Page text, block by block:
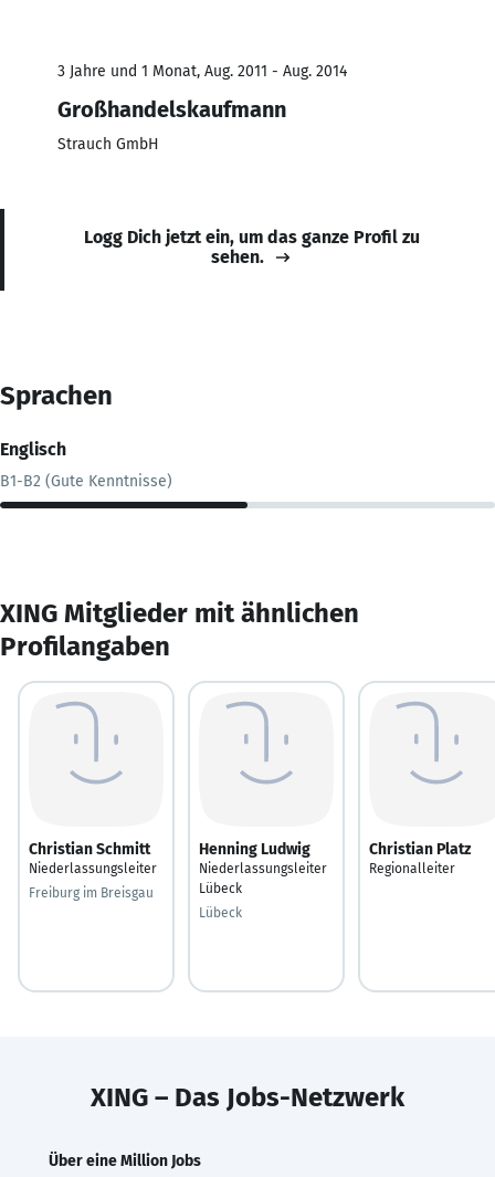
3 Jahre und 1 Monat, Aug. 2011 - Aug. 2014
Großhandelskaufmann
Strauch GmbH
Logg Dich jetzt ein, um das ganze Profil zu
sehen.
Sprachen
Englisch
B1-B2 (Gute Kenntnisse)
XING Mitglieder mit ähnlichen
Profilangaben
Christian Schmitt
Niederlassungsleiter
Freiburg im Breisgau
Henning Ludwig
Niederlassungsleiter
Lübeck
Lübeck
Christian Platz
Regionalleiter
XING – Das Jobs-Netzwerk
Über eine Million Jobs